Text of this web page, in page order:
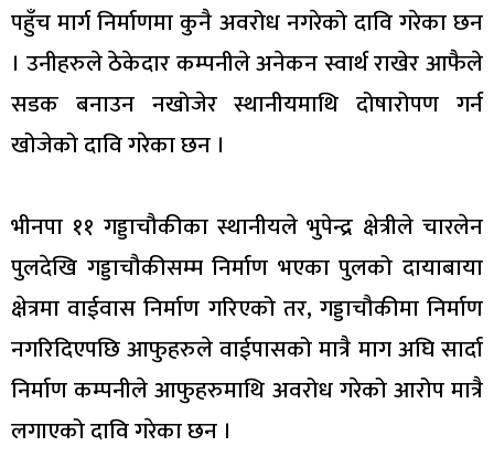
पहुँच मार्ग निर्माणमा कुनै अवरोध नगरेको दावि गरेका छन
। उनीहरुले ठेकेदार कम्पनीले अनेकन स्वार्थ राखेर आफैले
सडक बनाउन नखोजेर स्थानीयमाथि दोषारोपण गर्न
खोजेको दावि गरेका छन ।
भीनपा ११ गड्डाचौकीका स्थानीयले भुपेन्द्र क्षेत्रीले चारलेन
पुलदेखि गड्डाचौकीसम्म निर्माण भएका पुलको दायाबाया
क्षेत्रमा वाईवास निर्माण गरिएको तर, गड्डाचौकीमा निर्माण
नगरिदिएपछि आफुहरुले वाईपासको मात्रै माग अघि सार्दा
निर्माण कम्पनीले आफुहरुमाथि अवरोध गरेको आरोप मात्रै
लगाएको दावि गरेका छन ।